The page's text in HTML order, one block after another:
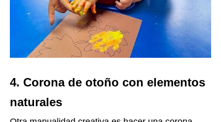
4. Corona de otoño con elementos
naturales